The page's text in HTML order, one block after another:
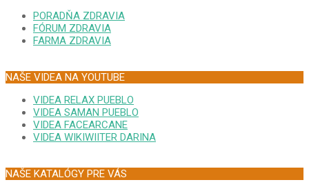
PORADŇA ZDRAVIA
FÓRUM ZDRAVIA
FARMA ZDRAVIA
NAŠE VIDEA NA YOUTUBE
VIDEA RELAX PUEBLO
VIDEA SAMAN PUEBLO
VIDEA FACEARCANE
VIDEA WIKIWIITER DARINA
NAŠE KATALÓGY PRE VÁS